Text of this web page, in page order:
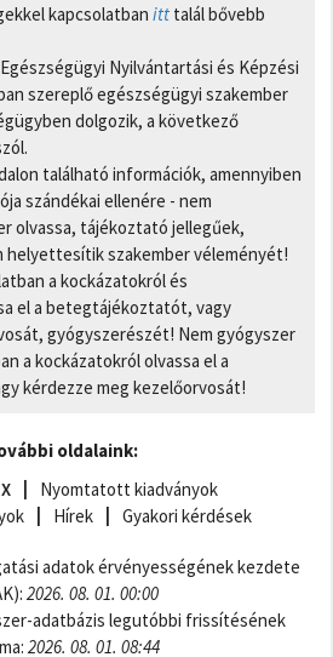
kapcsolatban itt talál bővebb
Nyilvántartási és Képzési
szereplő egészségügyi szakember
dolgozik, a következő
található információk, amennyiben
szándékai ellenére - nem
olvassa, tájékoztató jellegűek,
helyettesítik szakember véleményét!
a kockázatokról és
el a betegtájékoztatót, vagy
gyógyszerészét! Nem gyógyszer
a kockázatokról olvassa el a
kérdezze meg kezelőorvosát!
oldalaink:
Nyomtatott kiadványok
Hírek Gyakori kérdések
adatok érvényességének kezdete
2026. 08. 01. 00:00
adatbázis legutóbbi frissítésének
2026. 08. 01. 08:44